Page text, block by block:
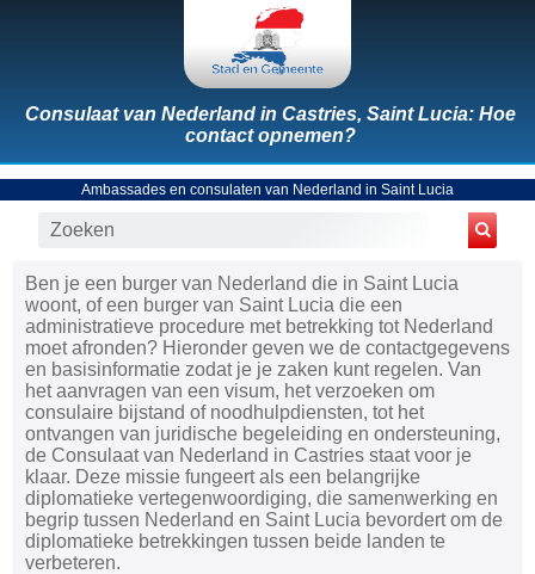
Consulaat van Nederland in Castries, Saint Lucia: Hoe
contact opnemen?
Ambassades en consulaten van Nederland in Saint Lucia
Ben je een burger van Nederland die in Saint Lucia
woont, of een burger van Saint Lucia die een
administratieve procedure met betrekking tot Nederland
moet afronden? Hieronder geven we de contactgegevens
en basisinformatie zodat je je zaken kunt regelen. Van
het aanvragen van een visum, het verzoeken om
consulaire bijstand of noodhulpdiensten, tot het
ontvangen van juridische begeleiding en ondersteuning,
de Consulaat van Nederland in Castries staat voor je
klaar. Deze missie fungeert als een belangrijke
diplomatieke vertegenwoordiging, die samenwerking en
begrip tussen Nederland en Saint Lucia bevordert om de
diplomatieke betrekkingen tussen beide landen te
verbeteren.